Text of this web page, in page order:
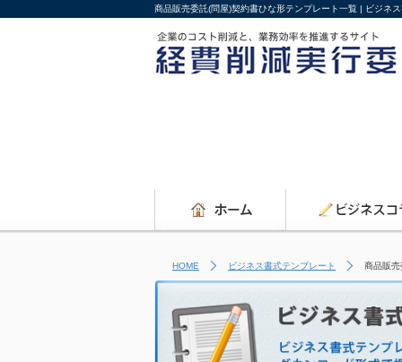
商品販売委託(問屋)契約書ひな形テンプレート一覧 | ビジネ
HOME ビジネス書式テンプレート 商品販